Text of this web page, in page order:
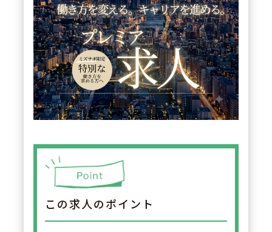
この求人のポイント